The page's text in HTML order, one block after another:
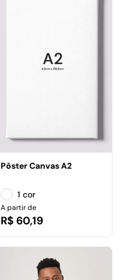
Pôster Canvas A2
1 cor
A partir de
R$ 60,19